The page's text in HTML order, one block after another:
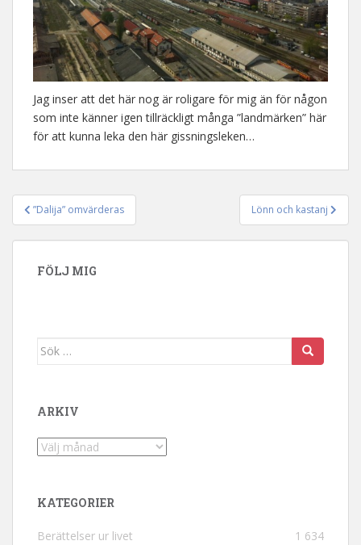
Jag inser att det här nog är roligare för mig än för någon
som inte känner igen tillräckligt många ”landmärken” här
för att kunna leka den här gissningsleken…
Inläggsnavigering
”Dalija” omvärderas Lönn och kastanj
FÖLJ MIG
Sök efter:
ARKIV
Arkiv
KATEGORIER
Berättelser ur livet 1 634